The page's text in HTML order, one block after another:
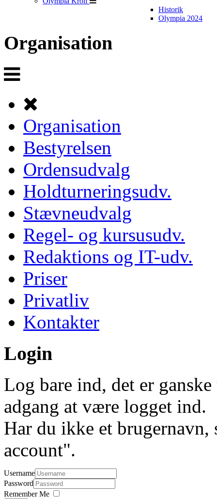
Historik
Olympia 2024
Organisation
Organisation
Bestyrelsen
Ordensudvalg
Holdturneringsudv.
Stævneudvalg
Regel- og kursusudv.
Redaktions og IT-udv.
Priser
Privatliv
Kontakter
Login
Log bare ind, det er
adgang at være logget ind.
Har du ikke et brugernavn,
account".
Username
Password
Remember Me